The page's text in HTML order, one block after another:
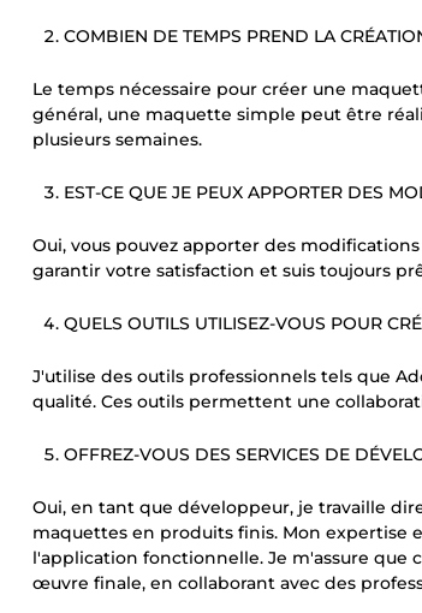
COMBIEN DE TEMPS PREND LA
Le temps nécessaire pour créer une
général, une maquette simple peut être
plusieurs semaines.
EST-CE QUE JE PEUX APPORTER DES
Oui, vous pouvez apporter des
garantir votre satisfaction et suis toujours
QUELS OUTILS UTILISEZ-VOUS POUR
J'utilise des outils professionnels tels que
qualité. Ces outils permettent une
OFFREZ-VOUS DES SERVICES DE
Oui, en tant que développeur, je travaille
maquettes en produits finis. Mon
l'application fonctionnelle. Je m'assure
œuvre finale, en collaborant avec des